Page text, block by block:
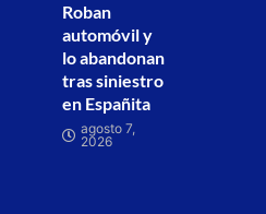
Roban
automóvil y
lo abandonan
tras siniestro
en Españita
agosto 7,
2026